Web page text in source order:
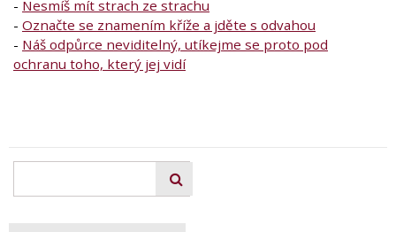
- Nesmíš mít strach ze strachu
- Označte se znamením kříže a jděte s odvahou
- Náš odpůrce neviditelný, utíkejme se proto pod
ochranu toho, který jej vidí